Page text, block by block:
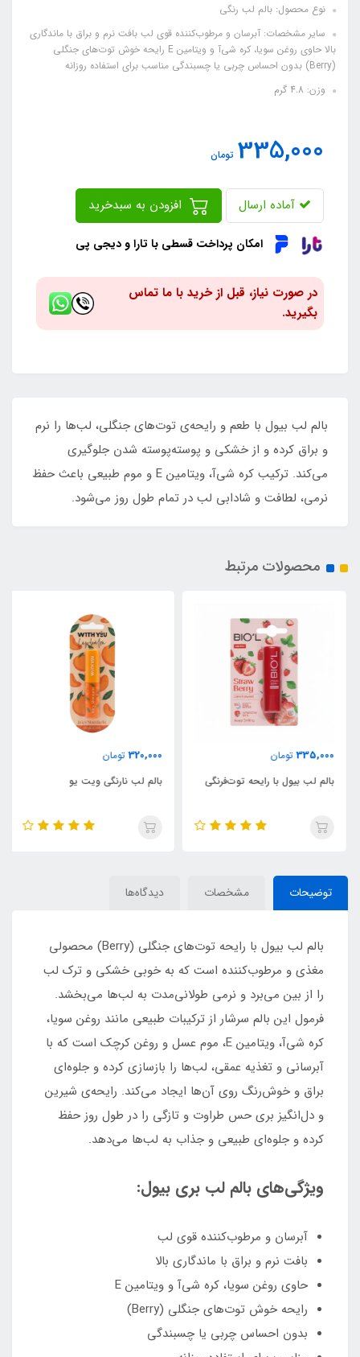
نوع محصول: بالم لب رنگی
سایر مشخصات: آبرسان و مرطوب‌کننده قوی لب بافت نرم و براق با ماندگاری
بالا حاوی روغن سویا، کره شی‌آ و ویتامین E رایحه خوش توت‌های جنگلی
(Berry) بدون احساس چربی یا چسبندگی مناسب برای استفاده روزانه
وزن: 4.8 گرم
335,000 تومان
آماده ارسال
امکان پرداخت قسطی با تارا و دیجی پی
در صورت نیاز، قبل از خرید با ما تماس
بگیرید.
بالم لب بیول با طعم و رایحه‌ی توت‌های جنگلی، لب‌ها را نرم
و براق کرده و از خشکی و پوسته‌پوسته شدن جلوگیری
می‌کند. ترکیب کره شی‌آ، ویتامین E و موم طبیعی باعث حفظ
نرمی، لطافت و شادابی لب در تمام طول روز می‌شود.
محصولات مرتبط
335,000 تومان
بالم لب بیول با رایحه توت‌فرنگی
320,000 تومان
بالم لب نارنگی ویت یو
توضیحات مشخصات دیدگاه‌ها
بالم لب بیول با رایحه توت‌های جنگلی (Berry) محصولی
مغذی و مرطوب‌کننده است که به‌ خوبی خشکی و ترک لب
را از بین می‌برد و نرمی طولانی‌مدت به لب‌ها می‌بخشد.
فرمول این بالم سرشار از ترکیبات طبیعی مانند روغن سویا،
کره شی‌آ، ویتامین E، موم عسل و روغن کرچک است که با
آبرسانی و تغذیه عمقی، لب‌ها را بازسازی کرده و جلوه‌ای
براق و خوش‌رنگ روی آن‌ها ایجاد می‌کند. رایحه‌ی شیرین
و دل‌انگیز بری حس طراوت و تازگی را در طول روز حفظ
کرده و جلوه‌ای طبیعی و جذاب به لب‌ها می‌دهد.
ویژگی‌های بالم لب بری بیول:
آبرسان و مرطوب‌کننده قوی لب
بافت نرم و براق با ماندگاری بالا
حاوی روغن سویا، کره شی‌آ و ویتامین E
رایحه خوش توت‌های جنگلی (Berry)
بدون احساس چربی یا چسبندگی